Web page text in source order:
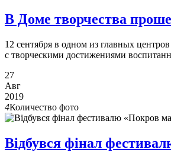
В Доме творчества
12 сентября в одном из главных
с творческими достижениями
27
Авг
2019
4Количество фото
Відбувся фінал